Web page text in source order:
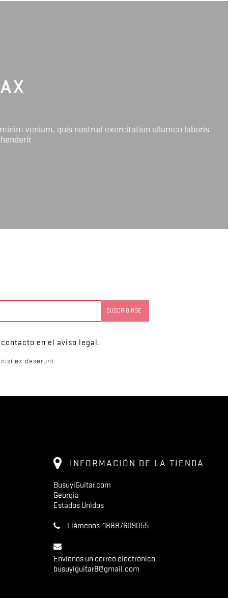
veniam, quis nostrud exercitation ullamco laboris
en el aviso legal.
ex deserunt.
INFORMACIÓN DE LA TIENDA
BusuyiGuitar.com
Georgia
Estados Unidos
Llámenos: 18887609055
Envíenos un correo electrónico:
busuyiguitar8@gmail.com